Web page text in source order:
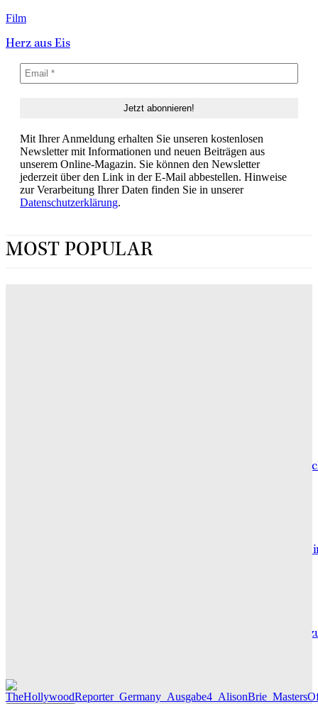
Film
Herz aus Eis
Mit Ihrer Anmeldung erhalten Sie unseren kostenlosen
Newsletter mit Informationen und neuen Beiträgen aus
unserem Online-Magazin. Sie können den Newsletter
jederzeit über den Link in der E-Mail abbestellen. Hinweise
zur Verarbeitung Ihrer Daten finden Sie in unserer
Datenschutzerklärung.
MOST POPULAR
Hotel de Rome – Berlins elegante Adresse zwischen
Maxton Hall: Erste Bilder aus Staffel 3 – der Serienhit geht
Die Geschichte hinter „Olivia Jones“ – Vom Provinzjungen